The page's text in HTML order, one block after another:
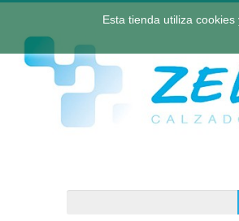
Esta tienda utiliza